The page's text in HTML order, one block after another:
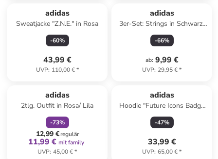
adidas
Sweatjacke "Z.N.E." in Rosa
-60%
43,99 €
UVP: 110,00 €*
adidas
3er-Set: Strings in Schwarz/
Rosa/ Hellgrün
-66%
ab: 9,99 €
UVP: 29,95 €*
adidas
2tlg. Outfit in Rosa/ Lila
-73%
12,99 €regulär
11,99 € mit family
UVP: 45,00 €*
adidas
Hoodie "Future Icons Badge
of Sport" in Creme
-47%
33,99 €
UVP: 65,00 €*